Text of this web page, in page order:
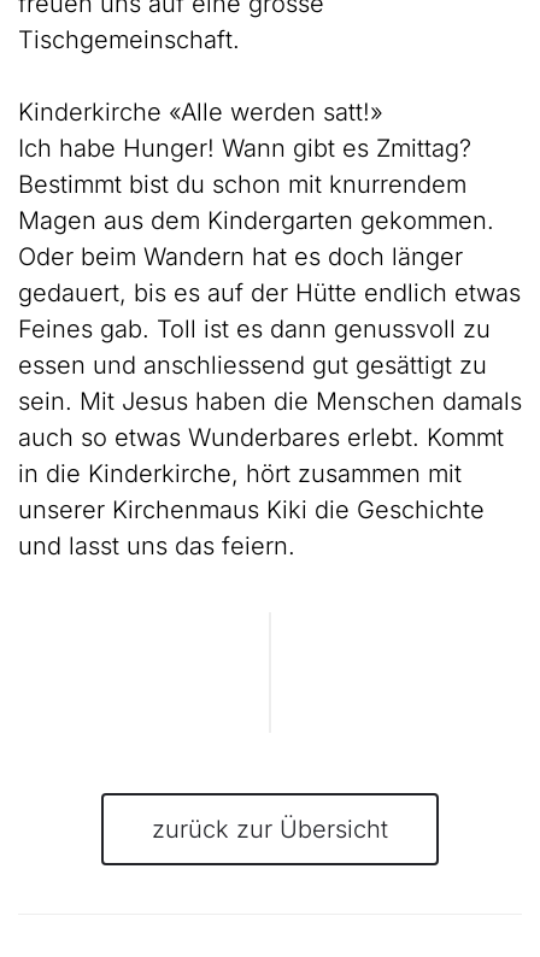
Tischgemeinschaft.
Kinderkirche «Alle werden satt!»
Ich habe Hunger! Wann gibt es Zmittag?
Bestimmt bist du schon mit knurrendem
Magen aus dem Kindergarten gekommen.
Oder beim Wandern hat es doch länger
gedauert, bis es auf der Hütte endlich etwas
Feines gab. Toll ist es dann genussvoll zu
essen und anschliessend gut gesättigt zu
sein. Mit Jesus haben die Menschen damals
auch so etwas Wunderbares erlebt. Kommt
in die Kinderkirche, hört zusammen mit
unserer Kirchenmaus Kiki die Geschichte
und lasst uns das feiern.
zurück zur Übersicht